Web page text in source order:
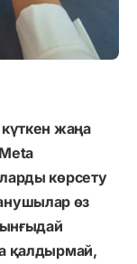
жаңа
көрсету
өз
қалдырмай,